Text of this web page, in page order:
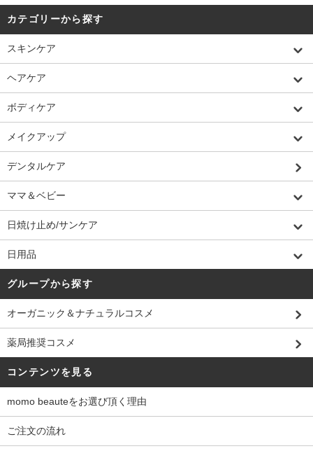
カテゴリーから探す
スキンケア
ヘアケア
ボディケア
メイクアップ
デンタルケア
ママ＆ベビー
日焼け止め/サンケア
日用品
グループから探す
オーガニック＆ナチュラルコスメ
薬局推奨コスメ
コンテンツを見る
momo beauteをお選び頂く理由
ご注文の流れ